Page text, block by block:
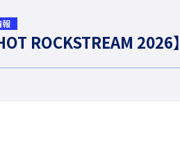
報
ROCKSTREAM 2026